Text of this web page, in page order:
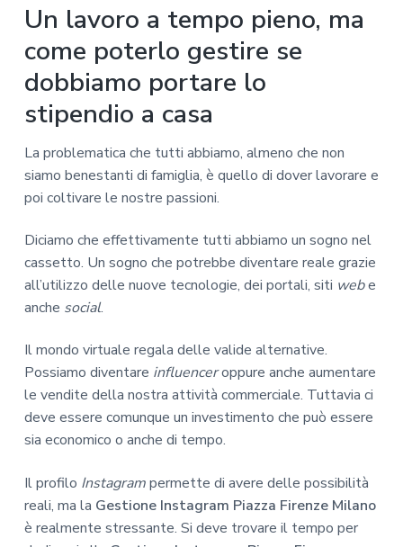
Un lavoro a tempo pieno, ma
come poterlo gestire se
dobbiamo portare lo
stipendio a casa
La problematica che tutti abbiamo, almeno che non
siamo benestanti di famiglia, è quello di dover lavorare e
poi coltivare le nostre passioni.
Diciamo che effettivamente tutti abbiamo un sogno nel
cassetto. Un sogno che potrebbe diventare reale grazie
all’utilizzo delle nuove tecnologie, dei portali, siti webe
anche social.
Il mondo virtuale regala delle valide alternative.
Possiamo diventare influenceroppure anche aumentare
le vendite della nostra attività commerciale. Tuttavia ci
deve essere comunque un investimento che può essere
sia economico o anche di tempo.
Il profilo Instagrampermette di avere delle possibilità
reali, ma la Gestione Instagram Piazza Firenze Milano
è realmente stressante. Si deve trovare il tempo per